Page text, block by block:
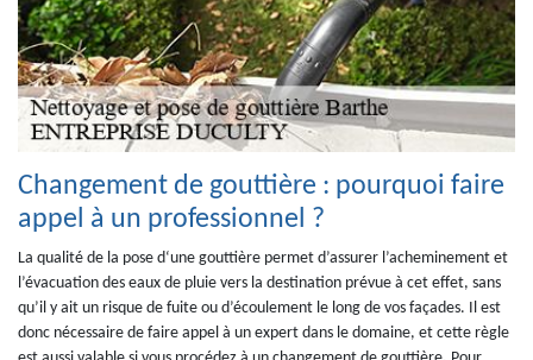
Changement de gouttière : pourquoi faire
appel à un professionnel ?
La qualité de la pose d‘une gouttière permet d’assurer l’acheminement et
l’évacuation des eaux de pluie vers la destination prévue à cet effet, sans
qu’il y ait un risque de fuite ou d’écoulement le long de vos façades. Il est
donc nécessaire de faire appel à un expert dans le domaine, et cette règle